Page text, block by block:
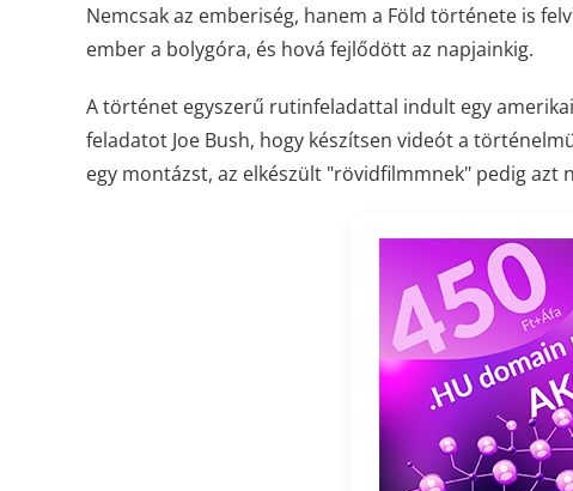
Nemcsak az emberiség, hanem a Föld története is
ember a bolygóra, és hová fejlődött az napjainkig.
A történet egyszerű rutinfeladattal indult egy
feladatot Joe Bush, hogy készítsen videót a
egy montázst, az elkészült "rövidfilmmnek" pedig azt